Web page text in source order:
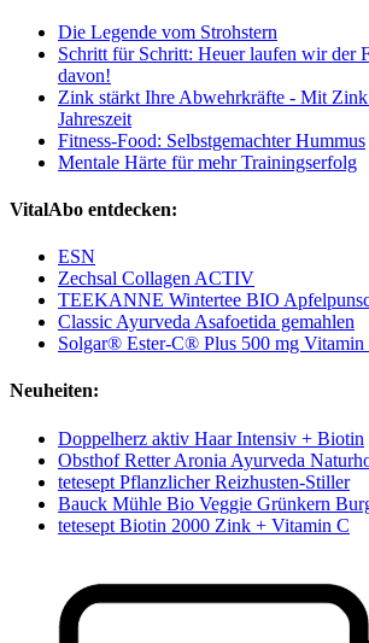
Die Legende vom Strohstern
Schritt für Schritt: Heuer laufen wir der
davon!
Zink stärkt Ihre Abwehrkräfte - Mit
Jahreszeit
Fitness-Food: Selbstgemachter Hummus
Mentale Härte für mehr Trainingserfolg
VitalAbo entdecken:
ESN
Zechsal Collagen ACTIV
TEEKANNE Wintertee BIO
Classic Ayurveda Asafoetida gemahlen
Solgar® Ester-C® Plus 500 mg
Neuheiten:
Doppelherz aktiv Haar Intensiv + Biotin
Obsthof Retter Aronia Ayurveda
tetesept Pflanzlicher Reizhusten-Stiller
Bauck Mühle Bio Veggie Grünkern
tetesept Biotin 2000 Zink + Vitamin C